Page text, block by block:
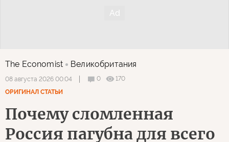
The Economist Великобритания
08 августа 2026 00:04 0
170
ОРИГИНАЛ СТАТЬИ
Почему сломленная
Россия пагубна для всего